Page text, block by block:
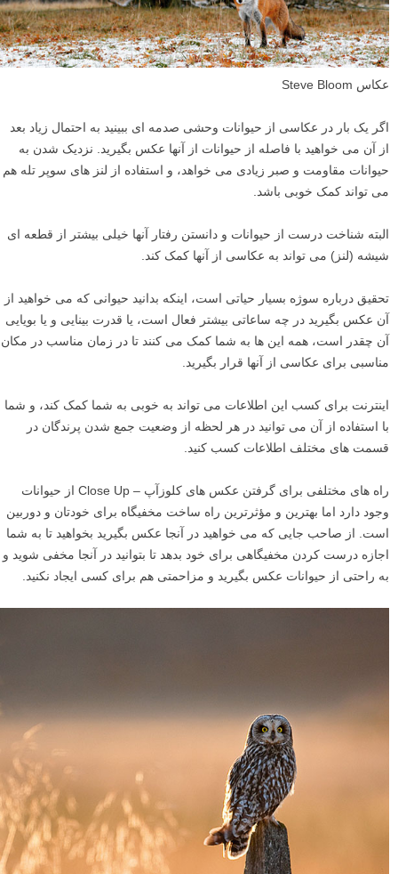
عکاس Steve Bloom
اگر یک بار در عکاسی از حیوانات وحشی صدمه ای ببینید به احتمال زیاد بعد
از آن می خواهید با فاصله از حیوانات از آنها عکس بگیرید. نزدیک شدن به
حیوانات مقاومت و صبر زیادی می خواهد، و استفاده از لنز های سوپر تله هم
می تواند کمک خوبی باشد.
البته شناخت درست از حیوانات و دانستن رفتار آنها خیلی بیشتر از قطعه ای
شیشه (لنز) می تواند به عکاسی از آنها کمک کند.
تحقیق درباره سوژه بسیار حیاتی است، اینکه بدانید حیوانی که می خواهید از
آن عکس بگیرید در چه ساعاتی بیشتر فعال است، یا قدرت بینایی و یا بویایی
آن چقدر است، همه این ها به شما کمک می کنند تا در زمان مناسب در مکان
مناسبی برای عکاسی از آنها قرار بگیرید.
اینترنت برای کسب این اطلاعات می تواند به خوبی به شما کمک کند، و شما
با استفاده از آن می توانید در هر لحظه از وضعیت جمع شدن پرندگان در
قسمت های مختلف اطلاعات کسب کنید.
راه های مختلفی برای گرفتن عکس های کلوزآپ – Close Up از حیوانات
وجود دارد اما بهترین و مؤثرترین راه ساخت مخفیگاه برای خودتان و دوربین
است. از صاحب جایی که می خواهید در آنجا عکس بگیرید بخواهید تا به شما
اجازه درست کردن مخفیگاهی برای خود بدهد تا بتوانید در آنجا مخفی شوید و
به راحتی از حیوانات عکس بگیرید و مزاحمتی هم برای کسی ایجاد نکنید.